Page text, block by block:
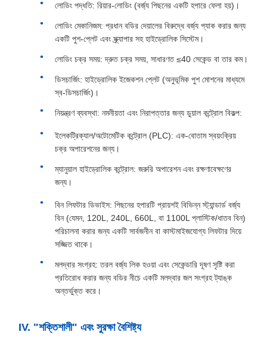
লোডিং পদ্ধতি: রিয়ার-লোডিং (বর্জ্য পিছনের একটি হপারে ফেলা হয়)।
লোডিং মেকানিজম: প্রধান বডির দেয়ালের বিরুদ্ধে বর্জ্য প্যাক করার জন্য
একটি পুশ-প্লেট এবং স্ক্র্যাপার সহ হাইড্রোলিক সিস্টেম।
লোডিং চক্র সময়: দ্রুত চক্র সময়, সাধারণত ≤40 সেকেন্ড বা তার কম।
ডিসচার্জিং: হাইড্রোলিক ইজেকশন প্লেট (অনুভূমিক পুশ মোশনের মাধ্যমে
স্ব-ডিসচার্জিং)।
নিয়ন্ত্রণ ব্যবস্থা: নমনীয়তা এবং নিরাপত্তার জন্য ডুয়াল কন্ট্রোল বিকল্প:
ইলেকট্রিক্যাল/অটোমেটিক কন্ট্রোল (PLC): এক-বোতাম স্বয়ংক্রিয়
চক্র অপারেশনের জন্য।
ম্যানুয়াল হাইড্রোলিক কন্ট্রোল: জরুরি অপারেশন এবং রক্ষণাবেক্ষণের
জন্য।
বিন লিফটার ডিভাইস: পিছনের হপারটি প্রায়শই বিভিন্ন স্ট্যান্ডার্ড বর্জ্য
বিন (যেমন, 120L, 240L, 660L, বা 1100L প্লাস্টিক/ধাতব বিন)
পরিচালনা করার জন্য একটি সার্বজনীন বা কাস্টমাইজযোগ্য লিফটার দিয়ে
সজ্জিত থাকে।
মলদ্বার সংগ্রহ: তরল বর্জ্য লিক হওয়া এবং সেকেন্ডারি দূষণ সৃষ্টি করা
প্রতিরোধ করার জন্য বডির নীচে একটি মলদ্বার জল সংগ্রহ ট্যাঙ্ক
অন্তর্ভুক্ত করে।
IV. "শক্তিশালী" এবং সুরক্ষা বৈশিষ্ট্য